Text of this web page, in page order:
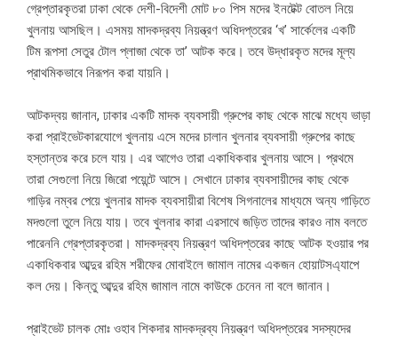
গ্রেপ্তারকৃতরা ঢাকা থেকে দেশী-বিদেশী মোট ৮০ পিস মদের ইনটেক্ট বোতল নিয়ে
খুলনায় আসছিল। এসময় মাদকদ্রব্য নিয়ন্ত্রণ অধিদপ্তরের ‘খ’ সার্কেলের একটি
টিম রূপসা সেতুর টোল প্লাজা থেকে তা’ আটক করে। তবে উদ্ধারকৃত মদের মূল্য
প্রাথমিকভাবে নিরূপন করা যায়নি।
আটকদ্বয় জানান, ঢাকার একটি মাদক ব্যবসায়ী গ্রুপের কাছ থেকে মাঝে মধ্যে ভাড়া
করা প্রাইভেটকারযোগে খুলনায় এসে মদের চালান খুলনার ব্যবসায়ী গ্রুপের কাছে
হস্তান্তর করে চলে যায়। এর আগেও তারা একাধিকবার খুলনায় আসে। প্রথমে
তারা সেগুলো নিয়ে জিরো পয়েন্টে আসে। সেখানে ঢাকার ব্যবসায়ীদের কাছ থেকে
গাড়ির নম্বর পেয়ে খুলনার মাদক ব্যবসায়ীরা বিশেষ সিগনালের মাধ্যমে অন্য গাড়িতে
মদগুলো তুলে নিয়ে যায়। তবে খুলনার কারা এরসাথে জড়িত তাদের কারও নাম বলতে
পারেননি গ্রেপ্তারকৃতরা। মাদকদ্রব্য নিয়ন্ত্রণ অধিদপ্তরের কাছে আটক হওয়ার পর
একাধিকবার আব্দুর রহিম শরীফের মোবাইলে জামাল নামের একজন হোয়াটসএ্যাপে
কল দেয়। কিন্তু আব্দুর রহিম জামাল নামে কাউকে চেনেন না বলে জানান।
প্রাইভেট চালক মোঃ ওহাব শিকদার মাদকদ্রব্য নিয়ন্ত্রণ অধিদপ্তরের সদস্যদের